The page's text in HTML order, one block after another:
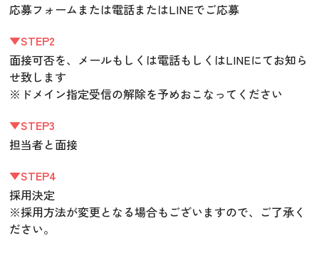
応募フォームまたは電話またはLINEでご応募
▼STEP2
面接可否を、メールもしくは電話もしくはLINEにてお知ら
せ致します
※ドメイン指定受信の解除を予めおこなってください
▼STEP3
担当者と面接
▼STEP4
採用決定
※採用方法が変更となる場合もございますので、ご了承く
ださい。